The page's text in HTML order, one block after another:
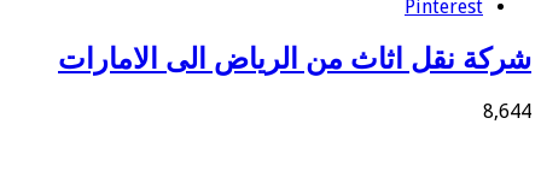
Pinterest
شركة نقل اثاث من الرياض الى الامارات
8,644